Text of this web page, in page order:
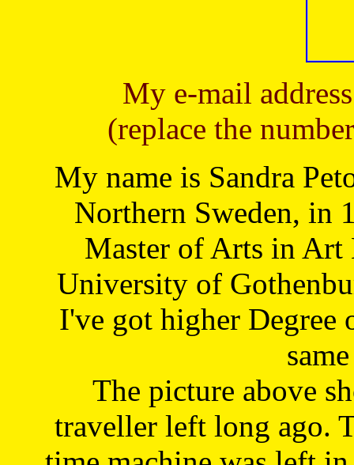
My e-mail
(replace the
My name is Sandra
Northern Sweden, in
Master of Arts in Art
University of
I've got higher Degree
The picture above
traveller left long ago.